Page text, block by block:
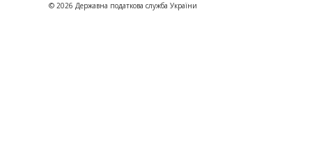
© 2026 Державна податкова служба України